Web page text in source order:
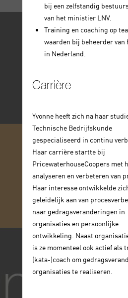
bij een zelfstandig
van het ministier LNV.
Training en coaching op
waarden bij beheerder van
in Nederland.
Carrière
Yvonne heeft zich na haar
Technische Bedrijfskunde
gespecialiseerd in continu
Haar carrière startte bij
PricewaterhouseCoopers met
analyseren en verbeteren van
Haar interesse ontwikkelde
geleidelijk aan van
naar gedragsveranderingen in
organisaties en persoonlijke
ontwikkeling. Naast
is ze momenteel ook actief als
(kata-)coach om
organisaties te realiseren.